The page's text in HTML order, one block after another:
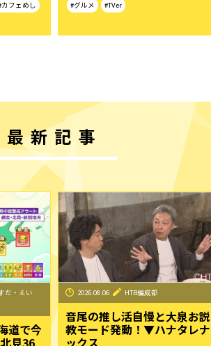
カフェめし
#グルメ
#TVer
最新記事
だ・えい
道で今
見36
2026.08.06 HTB編成部
音尾の推し活自慢と大泉お説
教モード発動！▼ハナタレナ
ックス